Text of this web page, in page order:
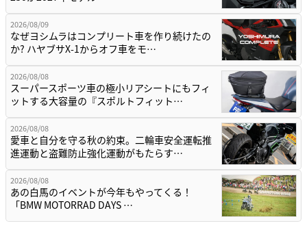
2026/08/09
なぜヨシムラはコンプリート車を作り続けたの
か? ハヤブサX-1からオフ車をモ…
2026/08/08
スーパースポーツ車の極小リアシートにもフィ
ットする大容量の『スポルトフィット…
2026/08/08
愛車と自分を守る秋の約束。二輪車安全運転推
進運動と盗難防止強化運動がもたらす…
2026/08/08
あの白馬のイベントが今年もやってくる！
「BMW MOTORRAD DAYS …